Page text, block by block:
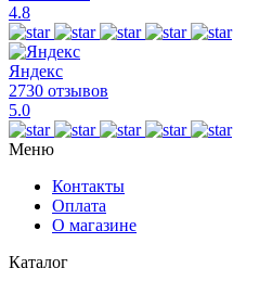
4.8
Яндекс
2730 отзывов
5.0
Меню
Контакты
Оплата
О магазине
Каталог